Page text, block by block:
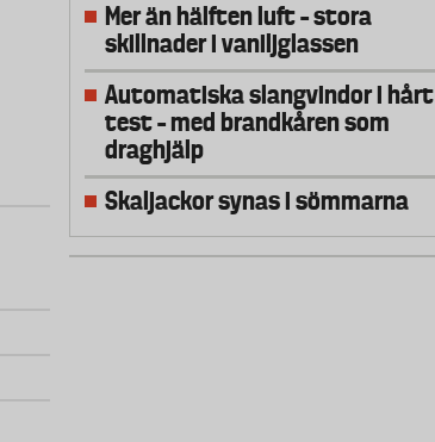
Mer än hälften luft – stora
skillnader i vaniljglassen
Automatiska slangvindor i hårt
test – med brandkåren som
draghjälp
Skaljackor synas i sömmarna